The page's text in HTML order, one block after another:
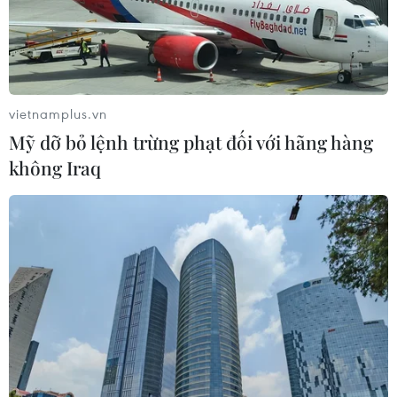
vietnamplus.vn
Mỹ dỡ bỏ lệnh trừng phạt đối với hãng hàng
không Iraq